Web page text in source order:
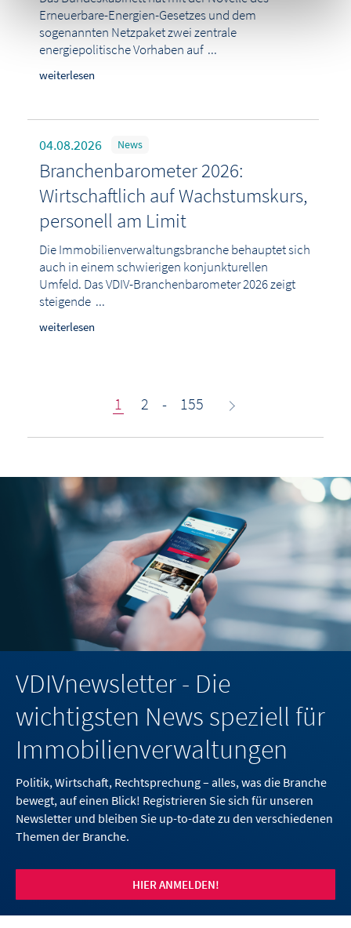
Erneuerbare-Energien-Gesetzes und dem
sogenannten Netzpaket zwei zentrale
energiepolitische Vorhaben auf ...
weiterlesen
04.08.2026 News
Branchenbarometer 2026:
Wirtschaftlich auf Wachstumskurs,
personell am Limit
Die Immobilienverwaltungsbranche behauptet sich
auch in einem schwierigen konjunkturellen
Umfeld. Das VDIV-Branchenbarometer 2026 zeigt
steigende ...
weiterlesen
1 2 - 155
VDIVnewsletter - Die
wichtigsten News speziell für
Immobilienverwaltungen
Politik, Wirtschaft, Rechtsprechung – alles, was die Branche
bewegt, auf einen Blick! Registrieren Sie sich für unseren
Newsletter und bleiben Sie up-to-date zu den verschiedenen
Themen der Branche.
HIER ANMELDEN!